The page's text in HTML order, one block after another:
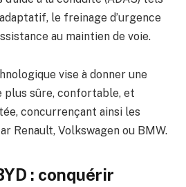
le freinage d’urgence
au maintien de voie.
vise à donner une
plus sûre, confortable, et
concurrençant ainsi les
Renault, Volkswagen ou BMW.
: conquérir